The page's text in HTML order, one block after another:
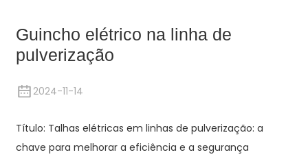
Guincho elétrico na linha de
pulverização
2024-11-14
Título: Talhas elétricas em linhas de pulverização: a
chave para melhorar a eficiência e a segurança